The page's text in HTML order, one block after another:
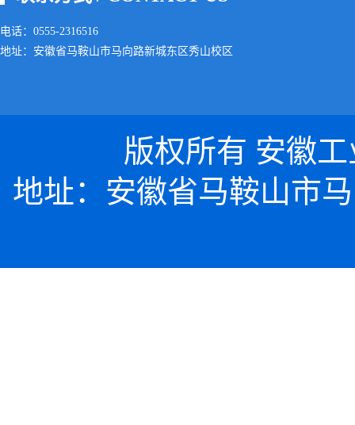
电话：0555-2316516
地址：安徽省马鞍山市马向路新城东区秀山校区
版权所有 安徽
地址：安徽省马鞍山市